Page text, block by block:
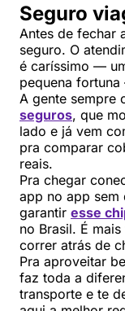
Seguro
Antes de fechar
seguro. O
é caríssimo —
pequena
A gente sempre
seguros, que
lado e já vem
pra comparar
reais.
Pra chegar
app no app
garantir esse
no Brasil. É
correr atrás de
Pra aproveitar
faz toda a
transporte e te